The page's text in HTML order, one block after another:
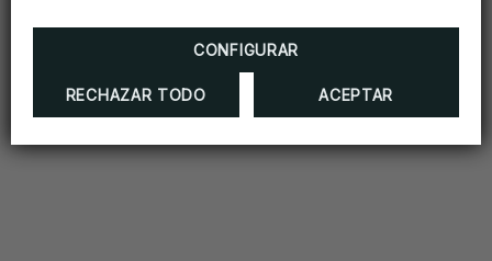
CONFIGURAR
RECHAZAR TODO ACEPTAR